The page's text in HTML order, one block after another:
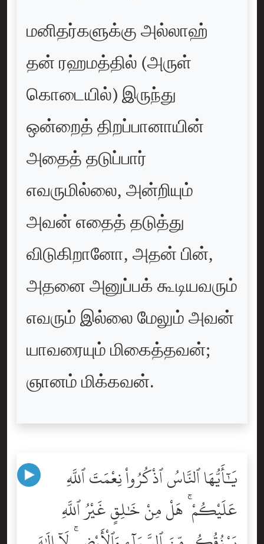
மனிதர்களுக்கு அல்லாஹ்
தன் ரஹமத்தில் (அருள்
கொடையில்) இருந்து
ஒன்றைத் திறப்பானாயின்
அதைத் தடுப்பார்
எவருமில்லை, அன்றியும்
அவன் எதைத் தடுத்து
விடுகிறானோ, அதன் பின்,
அதனை அனுப்பக் கூடியவரும்
எவரும் இல்லை மேலும் அவன்
யாவரையும் மிகைத்தவன்;
ஞானம் மிக்கவன்.
يَٰٓأَيُّهَا ٱلنَّاسُ ٱذْكُرُواْ نِعْمَتَ ٱللَّهِ
عَلَيْكُمْ ۚ هَلْ مِنْ خَٰلِقٍ غَيْرُ ٱللَّهِ